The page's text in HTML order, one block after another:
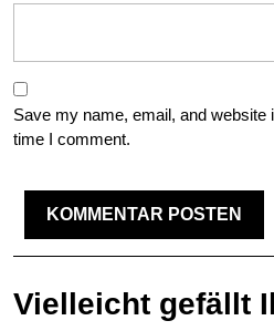
Save my name, email, and website
time I comment.
Vielleicht gefällt